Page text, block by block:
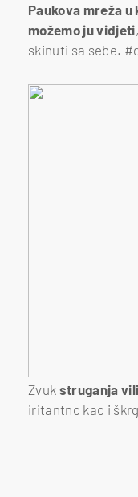
Paukova mreža
možemo ju vidjeti
skinuti sa sebe.
Zvuk struganja
iritantno kao i